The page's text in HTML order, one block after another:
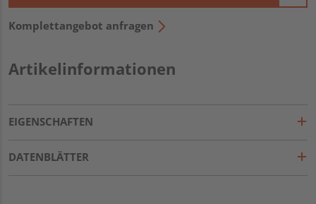
Komplettangebot anfragen
Artikelinformationen
EIGENSCHAFTEN
DATENBLÄTTER